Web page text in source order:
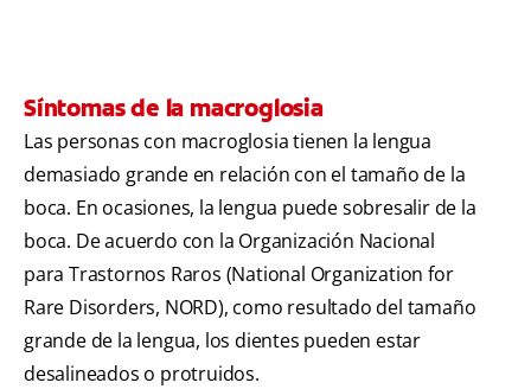
Síntomas de la macroglosia
Las personas con macroglosia tienen la lengua
demasiado grande en relación con el tamaño de la
boca. En ocasiones, la lengua puede sobresalir de la
boca. De acuerdo con la Organización Nacional
para Trastornos Raros (National Organization for
Rare Disorders, NORD), como resultado del tamaño
grande de la lengua, los dientes pueden estar
desalineados o protruidos.